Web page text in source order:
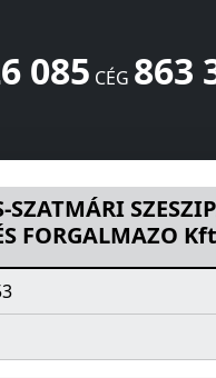
085 CÉG 863
TERMÉKET GYÁRTO
SZATMÁRI
FORGALMAZO